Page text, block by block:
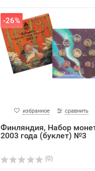
-26%
избранное сравнить
Финляндия, Набор
2003 года (буклет) №3
(0)